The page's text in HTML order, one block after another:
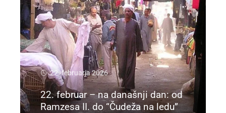
22. februarja 2026
22. februar – na današnji dan: od
Ramzesa II. do “Čudeža na ledu”